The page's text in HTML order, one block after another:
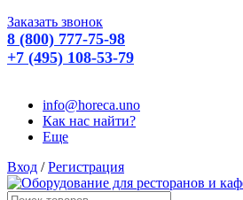
Заказать звонок
8 (800) 777-75-98
+7 (495) 108-53-79
info@horeca.uno
Как нас найти?
Еще
Вход / Регистрация